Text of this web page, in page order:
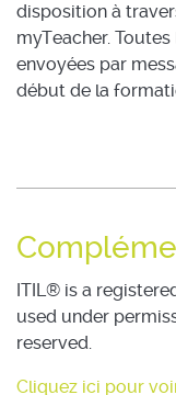
disposition à
myTeacher.
envoyées par
début de la
ITIL® is a
used under
reserved.
Cliquez ici pour